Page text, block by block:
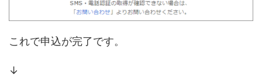
これで申込が完了です。
↓